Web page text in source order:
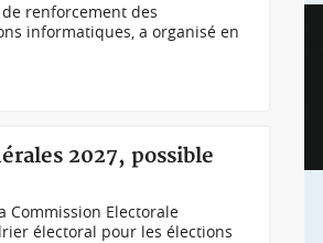
renforcement des
informatiques, a organisé en
2027, possible
Commission Electorale
électoral pour les élections